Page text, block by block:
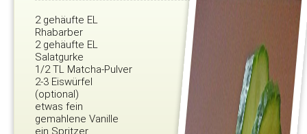
2 gehäufte EL
Rhabarber
2 gehäufte EL
Salatgurke
1/2 TL Matcha-Pulver
2-3 Eiswürfel
(optional)
etwas fein
gemahlene Vanille
ein Spritzer